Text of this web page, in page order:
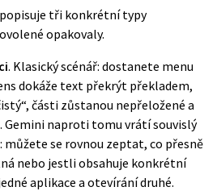
tři konkrétní typy
opakovaly.
. Klasický scénář: dostanete menu
dokáže text překrýt překladem,
části zůstanou nepřeložené a
Gemini naproti tomu vrátí souvislý
můžete se rovnou zeptat, co přesně
nebo jestli obsahuje konkrétní
aplikace a otevírání druhé.